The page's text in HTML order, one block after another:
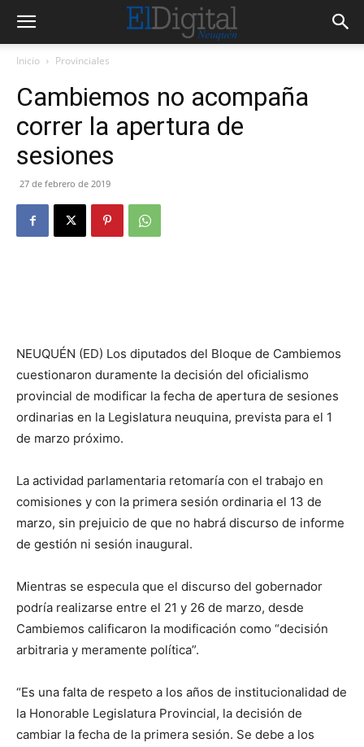
Inicio Provinciales
Cambiemos no acompaña
correr la apertura de
sesiones
27 de febrero de 2019
NEUQUÉN (ED) Los diputados del Bloque de Cambiemos
cuestionaron duramente la decisión del oficialismo
provincial de modificar la fecha de apertura de sesiones
ordinarias en la Legislatura neuquina, prevista para el 1
de marzo próximo.
La actividad parlamentaria retomaría con el trabajo en
comisiones y con la primera sesión ordinaria el 13 de
marzo, sin prejuicio de que no habrá discurso de informe
de gestión ni sesión inaugural.
Mientras se especula que el discurso del gobernador
podría realizarse entre el 21 y 26 de marzo, desde
Cambiemos calificaron la modificación como “decisión
arbitraria y meramente política”.
“Es una falta de respeto a los años de institucionalidad de
la Honorable Legislatura Provincial, la decisión de
cambiar la fecha de la primera sesión. Se debe a los